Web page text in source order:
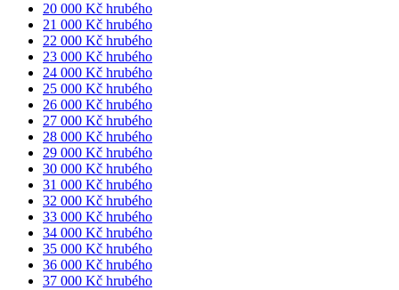
20 000 Kč hrubého
21 000 Kč hrubého
22 000 Kč hrubého
23 000 Kč hrubého
24 000 Kč hrubého
25 000 Kč hrubého
26 000 Kč hrubého
27 000 Kč hrubého
28 000 Kč hrubého
29 000 Kč hrubého
30 000 Kč hrubého
31 000 Kč hrubého
32 000 Kč hrubého
33 000 Kč hrubého
34 000 Kč hrubého
35 000 Kč hrubého
36 000 Kč hrubého
37 000 Kč hrubého